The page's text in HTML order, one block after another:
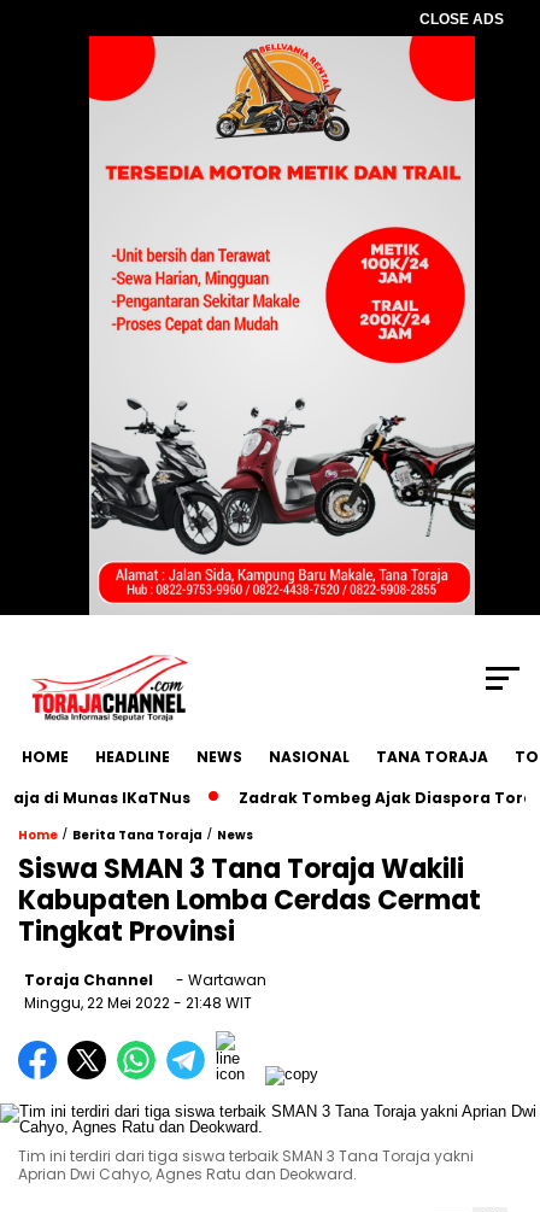
CLOSE ADS
HOME HEADLINE NEWS NASIONAL TANA TORAJA
di Munas IKaTNus
Zadrak Tombeg Ajak Diaspora Toraja
Home / Berita Tana Toraja / News
Siswa SMAN 3 Tana Toraja Wakili
Kabupaten Lomba Cerdas Cermat
Tingkat Provinsi
Toraja Channel
- Wartawan
Minggu, 22 Mei 2022- 21:48 WIT
Tim ini terdiri dari tiga siswa terbaik SMAN 3 Tana Toraja yakni
Aprian Dwi Cahyo, Agnes Ratu dan Deokward.